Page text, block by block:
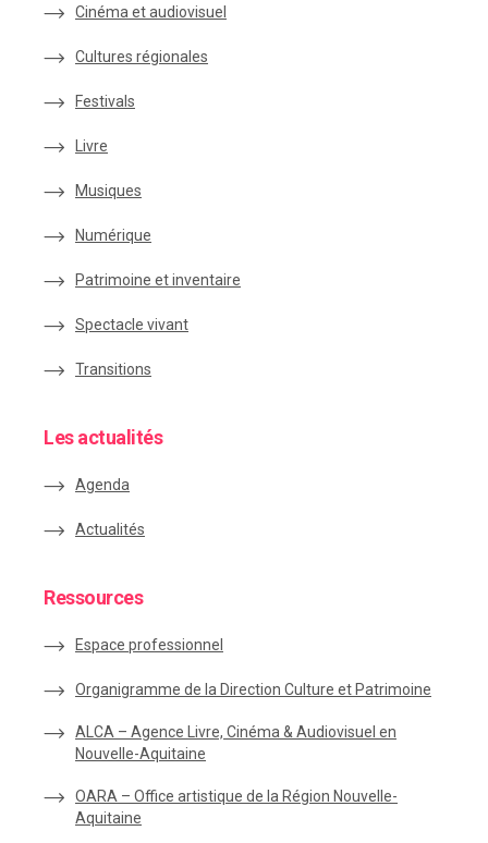
Cinéma et audiovisuel
Cultures régionales
Festivals
Livre
Musiques
Numérique
Patrimoine et inventaire
Spectacle vivant
Transitions
Les actualités
Agenda
Actualités
Ressources
Espace professionnel
Organigramme de la Direction Culture et Patrimoine
ALCA – Agence Livre, Cinéma & Audiovisuel en
Nouvelle-Aquitaine
OARA – Office artistique de la Région Nouvelle-
Aquitaine